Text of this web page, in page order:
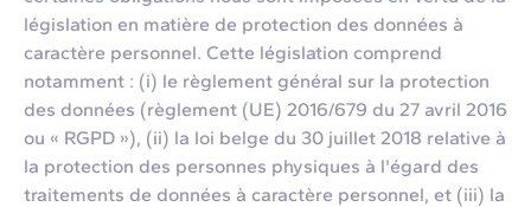
législation en matière de protection des données à
caractère personnel. Cette législation comprend
notamment : (i) le règlement général sur la protection
des données (règlement (UE) 2016/679 du 27 avril 2016
ou « RGPD »), (ii) la loi belge du 30 juillet 2018 relative à
la protection des personnes physiques à l'égard des
traitements de données à caractère personnel, et (iii) la